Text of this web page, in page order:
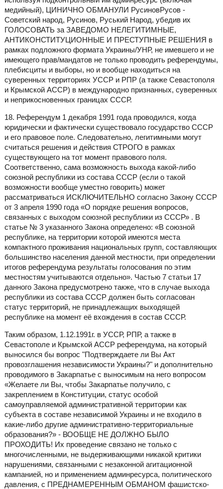
медийный), ЦИНИЧНО ОБМАНУЛИ РусиновРусов -
Советский народ, Русинов, Руський Народ, убедив их
ГОЛОСОВАТЬ за ЗАВЕДОМО НЕЛЕГИТИМНЫЕ,
АНТИКОНСТИТУЦИОННЫЕ И ПРЕСТУПНЫЕ РЕШЕНИЯ в
рамках подложного формата Украины/УНР, не имевшего и не
имеющего прав/мандатов не только проводить референдумы,
плебисциты и выборы, но и вообще находиться на
суверенных территориях УССР и РПР (а также Севастополя
и Крымской АССР) в международно признанных, суверенных
и неприкосновенных границах СССР.
18. Референдум 1 декабря 1991 года проводился, когда
юридически и фактически существовало государство СССР
и его правовое поле. Следовательно, легитимными могут
считаться решения и действия СТРОГО в рамках
существующего на тот момент правового поля.
Соответственно, сама возможность выхода какой-либо
союзной республики из состава СССР (если о такой
возможности вообще уместно говорить) может
рассматриваться ИСКЛЮЧИТЕЛЬНО согласно Закону СССР
от 3 апреля 1990 года «О порядке решения вопросов,
связанных с выходом союзной республики из СССР» . В
статье № 3 указанного Закона определено: «В союзной
республике, на территории которой имеются места
компактного проживания национальных групп, составляющих
большинство населения данной местности, при определении
итогов референдума результаты голосования по этим
местностям учитываются отдельно». Частью 7 статьи 17
данного Закона предусмотрено также, что в случае выхода
республики из состава СССР должен быть согласован
статус территорий, не принадлежащих выходящей
республике на момент её вхождения в состав СССР.
Таким образом, 1.12.1991г. в УССР, РПР, а также в
Севастополе и Крымской АССР референдума, на который
выносился бы вопрос "Подтверждаете ли Вы Акт
провозглашения независимости Украины?" и дополнительно
проводимого в Закарпатье с выносимым на него вопросом
«Желаете ли Вы, чтобы Закарпатье получило, с
закреплением в Конституции, статус особой
самоуправляемой административной территории как
субъекта в составе независимой Украины и не входило в
какие-либо другие административно-территориальные
образования?» - ВООБЩЕ НЕ ДОЛЖНО БЫЛО
ПРОХОДИТЬ! Их проведение связано не только с
многочисленными, не выдерживающими никакой критики
нарушениями, связанными с незаконной агитационной
кампанией, но и применением админресурса, политического
давления, с ПРЕДНАМЕРЕННЫМ ОБМАНОМ фашистско-